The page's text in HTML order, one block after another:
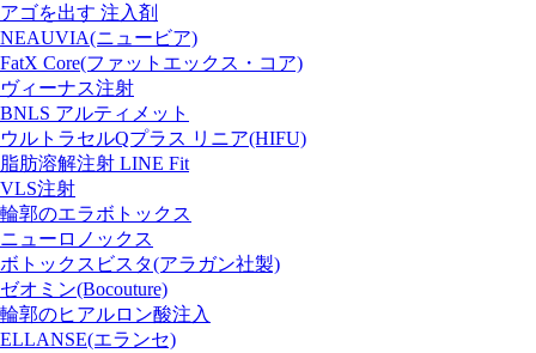
アゴを出す 注入剤
NEAUVIA(ニュービア)
FatX Core(ファットエックス・コア)
ヴィーナス注射
BNLS アルティメット
ウルトラセルQプラス リニア(HIFU)
脂肪溶解注射 LINE Fit
VLS注射
輪郭のエラボトックス
ニューロノックス
ボトックスビスタ(アラガン社製)
ゼオミン(Bocouture)
輪郭のヒアルロン酸注入
ELLANSE(エランセ)